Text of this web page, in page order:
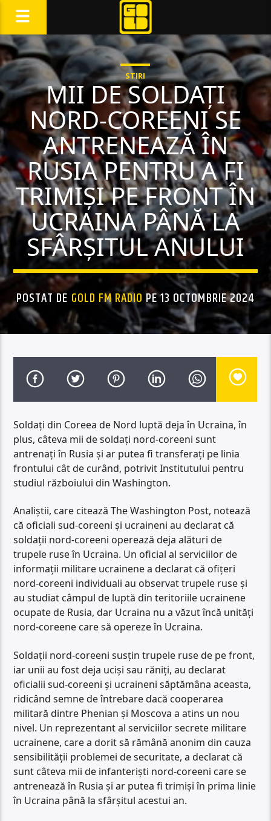
STIRI
MII DE SOLDAȚI
NORD-COREENI SE
ANTRENEAZĂ ÎN
RUSIA PENTRU A FI
TRIMIȘI PE FRONT ÎN
UCRAINA PÂNĂ LA
SFÂRȘITUL ANULUI
POSTAT DE GOLD FM RADIOPE 13 OCTOMBRIE 2024
Soldați din Coreea de Nord luptă deja în Ucraina, în
plus, câteva mii de soldați nord-coreeni sunt
antrenați în Rusia și ar putea fi transferați pe linia
frontului cât de curând, potrivit Institutului pentru
studiul războiului din Washington.
Analiștii, care citează The Washington Post, notează
că oficiali sud-coreeni și ucraineni au declarat că
soldații nord-coreeni operează deja alături de
trupele ruse în Ucraina. Un oficial al serviciilor de
informații militare ucrainene a declarat că ofițeri
nord-coreeni individuali au observat trupele ruse și
au studiat câmpul de luptă din teritoriile ucrainene
ocupate de Rusia, dar Ucraina nu a văzut încă unități
nord-coreene care să opereze în Ucraina.
Soldații nord-coreeni susțin trupele ruse de pe front,
iar unii au fost deja uciși sau răniți, au declarat
oficialii sud-coreeni și ucraineni săptămâna aceasta,
ridicând semne de întrebare dacă cooperarea
militară dintre Phenian și Moscova a atins un nou
nivel. Un reprezentant al serviciilor secrete militare
ucrainene, care a dorit să rămână anonim din cauza
sensibilității problemei de securitate, a declarat că
sunt câteva mii de infanteriști nord-coreeni care se
antrenează în Rusia și ar putea fi trimiși în prima linie
în Ucraina până la sfârșitul acestui an.